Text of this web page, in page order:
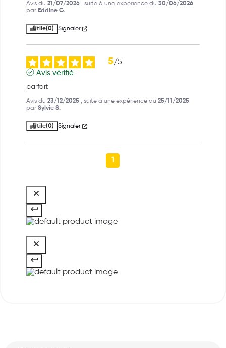
Avis du 21/07/2026 , suite à une expérience du 30/06/2026
par Eddine G.
Utile(0) Signaler
5/5
Avis vérifié
parfait
Avis du 23/12/2025 , suite à une expérience du 25/11/2025
par Sylvie S.
Utile(0) Signaler
1